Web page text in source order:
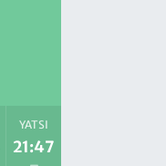
YATSI
21:47